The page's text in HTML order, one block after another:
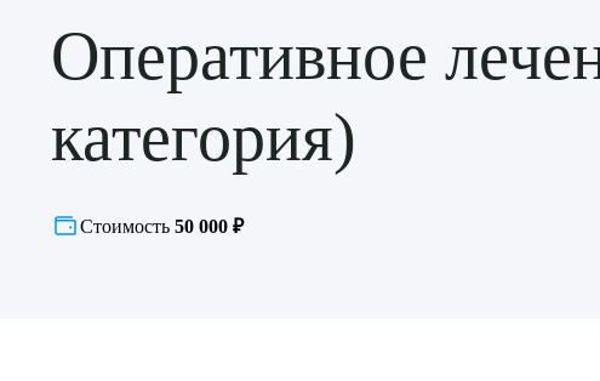
Оперативное
категория)
Стоимость 50 000 ₽